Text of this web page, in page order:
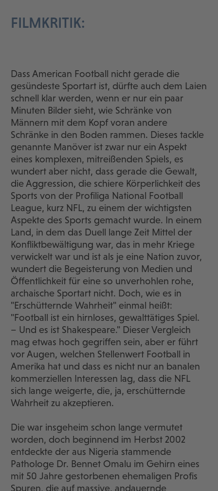
FILMKRITIK:
Dass American Football nicht gerade die
gesündeste Sportart ist, dürfte auch dem Laien
schnell klar werden, wenn er nur ein paar
Minuten Bilder sieht, wie Schränke von
Männern mit dem Kopf voran andere
Schränke in den Boden rammen. Dieses tackle
genannte Manöver ist zwar nur ein Aspekt
eines komplexen, mitreißenden Spiels, es
wundert aber nicht, dass gerade die Gewalt,
die Aggression, die schiere Körperlichkeit des
Sports von der Profiliga National Football
League, kurz NFL, zu einem der wichtigsten
Aspekte des Sports gemacht wurde. In einem
Land, in dem das Duell lange Zeit Mittel der
Konfliktbewältigung war, das in mehr Kriege
verwickelt war und ist als je eine Nation zuvor,
wundert die Begeisterung von Medien und
Öffentlichkeit für eine so unverhohlen rohe,
archaische Sportart nicht. Doch, wie es in
"Erschütternde Wahrheit" einmal heißt:
"Football ist ein hirnloses, gewalttätiges Spiel.
– Und es ist Shakespeare." Dieser Vergleich
mag etwas hoch gegriffen sein, aber er führt
vor Augen, welchen Stellenwert Football in
Amerika hat und dass es nicht nur an banalen
kommerziellen Interessen lag, dass die NFL
sich lange weigerte, die, ja, erschütternde
Wahrheit zu akzeptieren.
Die war insgeheim schon lange vermutet
worden, doch beginnend im Herbst 2002
entdeckte der aus Nigeria stammende
Pathologe Dr. Bennet Omalu im Gehirn eines
mit 50 Jahre gestorbenen ehemaligen Profis
Spuren, die auf massive, andauernde